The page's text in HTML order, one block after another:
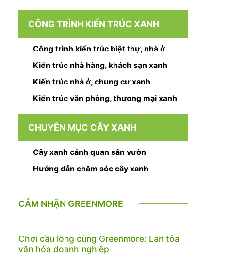
CÔNG TRÌNH KIẾN TRÚC XANH
Công trình kiến trúc biệt thự, nhà ở
Kiến trúc nhà hàng, khách sạn xanh
Kiến trúc nhà ở, chung cư xanh
Kiến trúc văn phòng, thương mại xanh
CHUYÊN MỤC CÂY XANH
Cây xanh cảnh quan sân vườn
Hướng dẫn chăm sóc cây xanh
CẢM NHẬN GREENMORE
Chơi cầu lông cùng Greenmore: Lan tỏa
văn hóa doanh nghiệp